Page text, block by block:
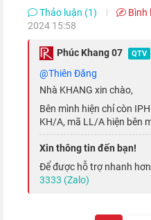
Bên cạnh việc bộ vi xử lý
chụp ảnh, thì hệ thống
rộng khẩu độ để có thể thu
27%, giúp mang lại những
trên từng khoảnh khắc cuộc
Thảo luận (1)
Bình
2024 15:58
Phúc Khang 07 QTV
@Thiên Đăng
Nhà KHANG xin chào,
Bên mình hiện chỉ còn
KH/A, mã LL/A hiện bên
Xin thông tin đến bạn!
Để được hỗ trợ nhanh
3333 (Zalo)